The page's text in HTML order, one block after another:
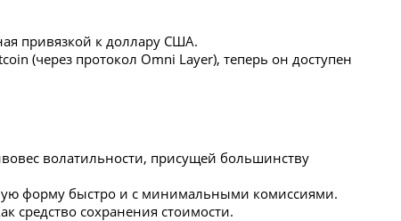
привязкой к доллару США.
(через протокол Omni Layer), теперь он доступен
волатильности, присущей большинству
форму быстро и с минимальными комиссиями.
средство сохранения стоимости.